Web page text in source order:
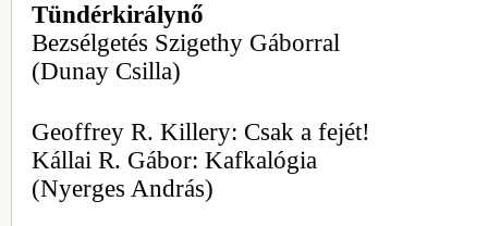
Tündérkirálynő
Bezsélgetés Szigethy Gáborral
(Dunay Csilla)
Geoffrey R. Killery: Csak a fejét!
Kállai R. Gábor: Kafkalógia
(Nyerges András)